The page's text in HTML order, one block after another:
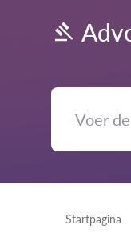
Startpagina